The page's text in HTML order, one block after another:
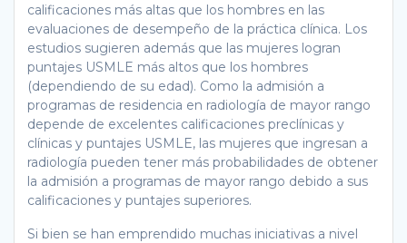
calificaciones más altas que los hombres en las
evaluaciones de desempeño de la práctica clínica. Los
estudios sugieren además que las mujeres logran
puntajes USMLE más altos que los hombres
(dependiendo de su edad). Como la admisión a
programas de residencia en radiología de mayor rango
depende de excelentes calificaciones preclínicas y
clínicas y puntajes USMLE, las mujeres que ingresan a
radiología pueden tener más probabilidades de obtener
la admisión a programas de mayor rango debido a sus
calificaciones y puntajes superiores.
Si bien se han emprendido muchas iniciativas a nivel